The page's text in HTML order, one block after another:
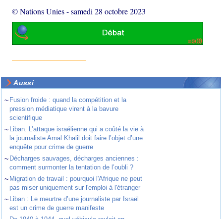
© Nations Unies-samedi 28 octobre 2023
Aussi
~ Fusion froide : quand la compétition et la
pression médiatique virent à la bavure
scientifique
~ Liban. L’attaque israélienne qui a coûté la vie à
la journaliste Amal Khalil doit faire l’objet d’une
enquête pour crime de guerre
~ Décharges sauvages, décharges anciennes :
comment surmonter la tentation de l’oubli ?
~ Migration de travail : pourquoi l'Afrique ne peut
pas miser uniquement sur l'emploi à l'étranger
~ Liban : Le meurtre d’une journaliste par Israël
est un crime de guerre manifeste